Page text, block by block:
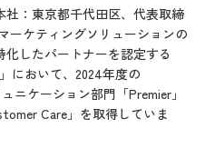
社：東京都千代田区、代表取締
ーケティングソリューションの
したパートナーを認定する
において、2024年度の
ニケーション部門「Premier」
Care」を取得していま